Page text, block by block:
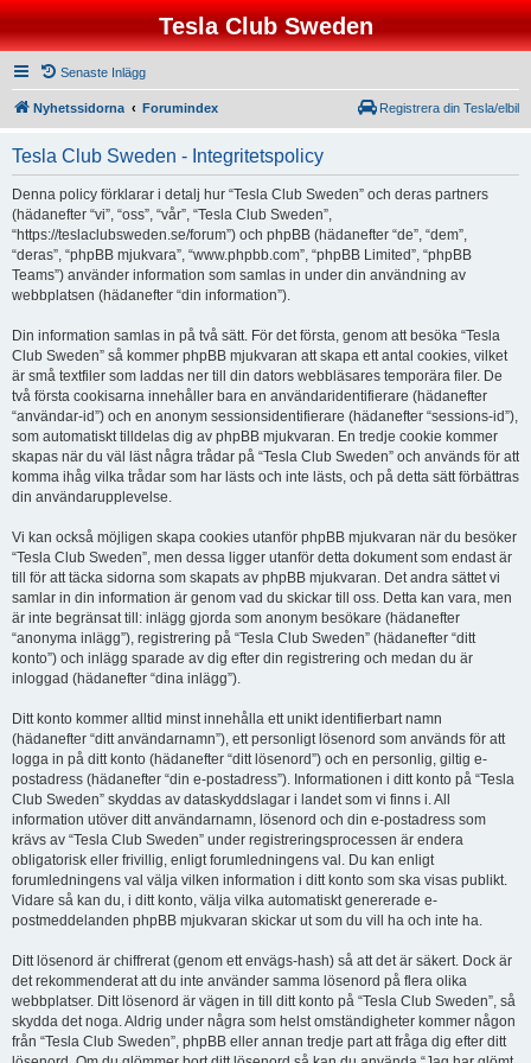
Tesla Club Sweden
Senaste Inlägg
Nyhetssidorna Forumindex Registrera din Tesla/elbil
Tesla Club Sweden - Integritetspolicy
Denna policy förklarar i detalj hur “Tesla Club Sweden” och deras partners
(hädanefter “vi”, “oss”, “vår”, “Tesla Club Sweden”,
“https://teslaclubsweden.se/forum”) och phpBB (hädanefter “de”, “dem”,
“deras”, “phpBB mjukvara”, “www.phpbb.com”, “phpBB Limited”, “phpBB
Teams”) använder information som samlas in under din användning av
webbplatsen (hädanefter “din information”).
Din information samlas in på två sätt. För det första, genom att besöka “Tesla
Club Sweden” så kommer phpBB mjukvaran att skapa ett antal cookies, vilket
är små textfiler som laddas ner till din dators webbläsares temporära filer. De
två första cookisarna innehåller bara en användaridentifierare (hädanefter
“användar-id”) och en anonym sessionsidentifierare (hädanefter “sessions-id”),
som automatiskt tilldelas dig av phpBB mjukvaran. En tredje cookie kommer
skapas när du väl läst några trådar på “Tesla Club Sweden” och används för att
komma ihåg vilka trådar som har lästs och inte lästs, och på detta sätt förbättras
din användarupplevelse.
Vi kan också möjligen skapa cookies utanför phpBB mjukvaran när du besöker
“Tesla Club Sweden”, men dessa ligger utanför detta dokument som endast är
till för att täcka sidorna som skapats av phpBB mjukvaran. Det andra sättet vi
samlar in din information är genom vad du skickar till oss. Detta kan vara, men
är inte begränsat till: inlägg gjorda som anonym besökare (hädanefter
“anonyma inlägg”), registrering på “Tesla Club Sweden” (hädanefter “ditt
konto”) och inlägg sparade av dig efter din registrering och medan du är
inloggad (hädanefter “dina inlägg”).
Ditt konto kommer alltid minst innehålla ett unikt identifierbart namn
(hädanefter “ditt användarnamn”), ett personligt lösenord som används för att
logga in på ditt konto (hädanefter “ditt lösenord”) och en personlig, giltig e-
postadress (hädanefter “din e-postadress”). Informationen i ditt konto på “Tesla
Club Sweden” skyddas av dataskyddslagar i landet som vi finns i. All
information utöver ditt användarnamn, lösenord och din e-postadress som
krävs av “Tesla Club Sweden” under registreringsprocessen är endera
obligatorisk eller frivillig, enligt forumledningens val. Du kan enligt
forumledningens val välja vilken information i ditt konto som ska visas publikt.
Vidare så kan du, i ditt konto, välja vilka automatiskt genererade e-
postmeddelanden phpBB mjukvaran skickar ut som du vill ha och inte ha.
Ditt lösenord är chiffrerat (genom ett envägs-hash) så att det är säkert. Dock är
det rekommenderat att du inte använder samma lösenord på flera olika
webbplatser. Ditt lösenord är vägen in till ditt konto på “Tesla Club Sweden”, så
skydda det noga. Aldrig under några som helst omständigheter kommer någon
från “Tesla Club Sweden”, phpBB eller annan tredje part att fråga dig efter ditt